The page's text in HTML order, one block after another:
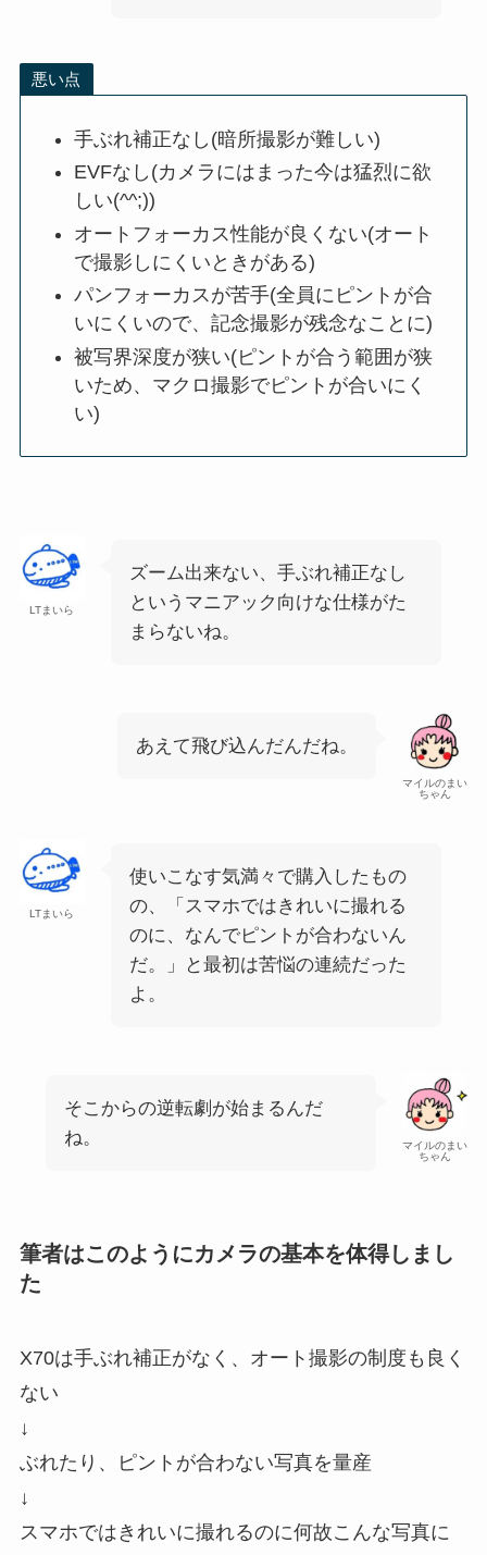
悪い点
手ぶれ補正なし(暗所撮影が難しい)
EVFなし(カメラにはまった今は猛烈に欲
しい(^^;))
オートフォーカス性能が良くない(オート
で撮影しにくいときがある)
パンフォーカスが苦手(全員にピントが合
いにくいので、記念撮影が残念なことに)
被写界深度が狭い(ピントが合う範囲が狭
いため、マクロ撮影でピントが合いにく
い)
LTまいら
ズーム出来ない、手ぶれ補正なし
というマニアック向けな仕様がた
まらないね。
マイルのまい
ちゃん
あえて飛び込んだんだね。
LTまいら
使いこなす気満々で購入したもの
の、「スマホではきれいに撮れる
のに、なんでピントが合わないん
だ。」と最初は苦悩の連続だった
よ。
マイルのまい
ちゃん
そこからの逆転劇が始まるんだ
ね。
筆者はこのようにカメラの基本を体得しまし
た
X70は手ぶれ補正がなく、オート撮影の制度も良く
ない
↓
ぶれたり、ピントが合わない写真を量産
↓
スマホではきれいに撮れるのに何故こんな写真に